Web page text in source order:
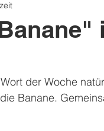
der Woche
Banane.